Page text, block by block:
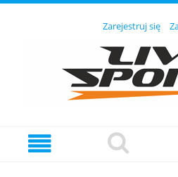
Zarejestruj się